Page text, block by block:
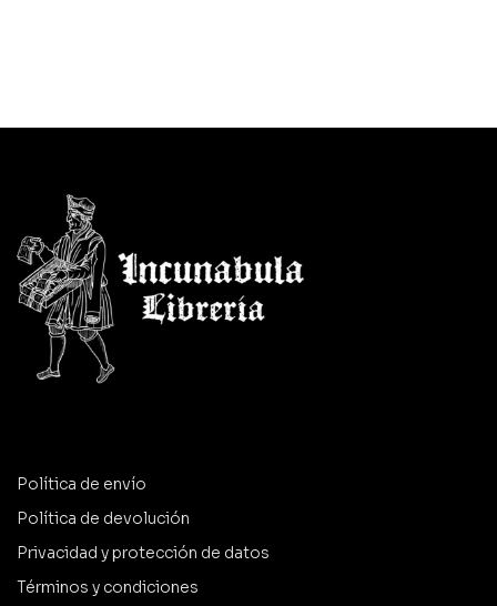
Política de envío
Política de devolución
Privacidad y protección de datos
Términos y condiciones